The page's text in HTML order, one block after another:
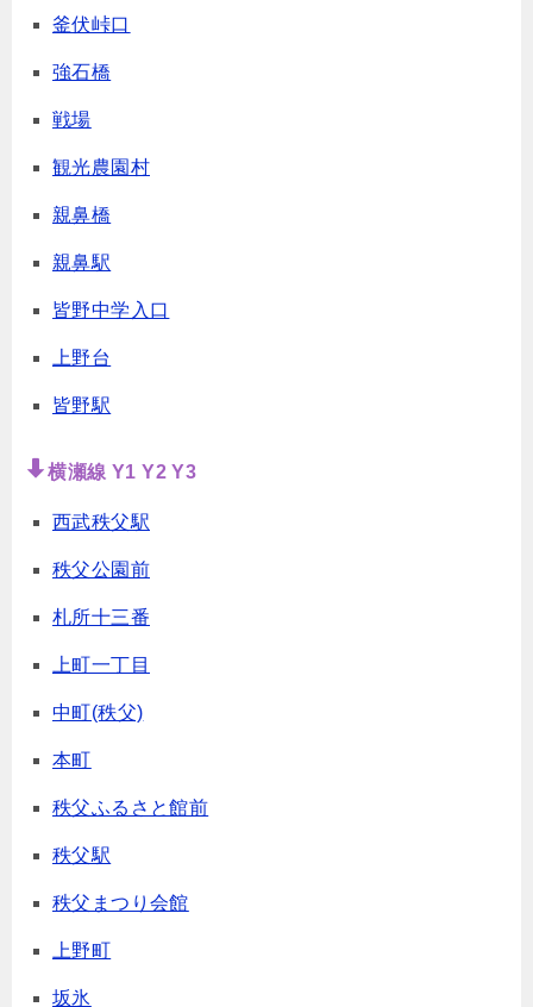
釜伏峠口
強石橋
戦場
観光農園村
親鼻橋
親鼻駅
皆野中学入口
上野台
皆野駅
横瀬線 Y1 Y2 Y3
西武秩父駅
秩父公園前
札所十三番
上町一丁目
中町(秩父)
本町
秩父ふるさと館前
秩父駅
秩父まつり会館
上野町
坂氷